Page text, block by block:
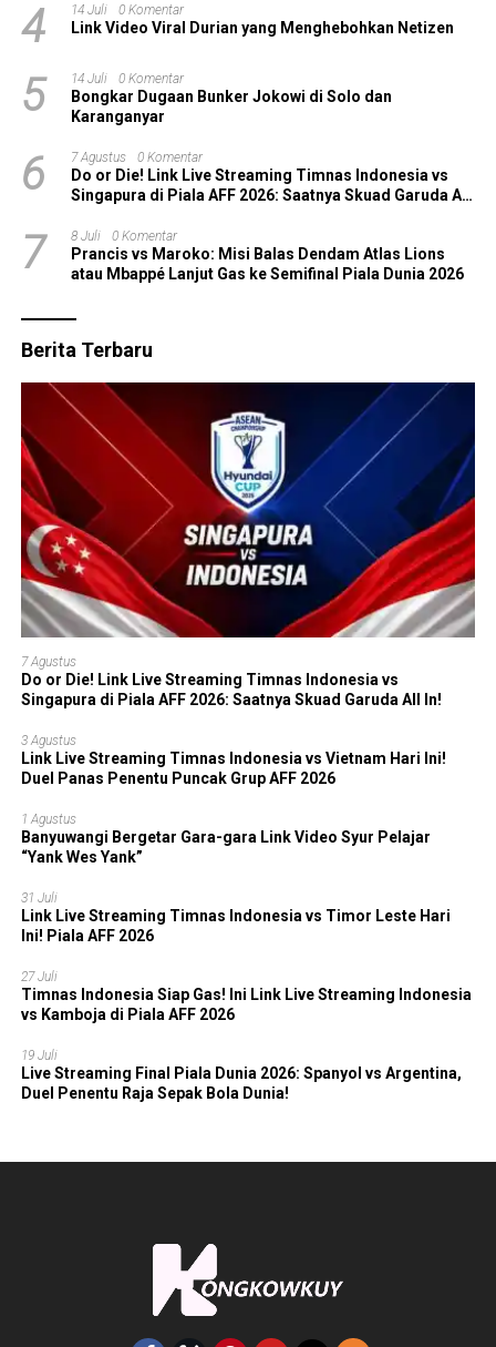
4 14 Juli 0 Komentar
Link Video Viral Durian yang Menghebohkan Netizen
5 14 Juli 0 Komentar
Bongkar Dugaan Bunker Jokowi di Solo dan
Karanganyar
6 7 Agustus 0 Komentar
Do or Die! Link Live Streaming Timnas Indonesia vs
Singapura di Piala AFF 2026: Saatnya Skuad Garuda All
7 8 Juli 0 Komentar
Prancis vs Maroko: Misi Balas Dendam Atlas Lions
atau Mbappé Lanjut Gas ke Semifinal Piala Dunia 2026
Berita Terbaru
7 Agustus
Do or Die! Link Live Streaming Timnas Indonesia vs
Singapura di Piala AFF 2026: Saatnya Skuad Garuda All In!
3 Agustus
Link Live Streaming Timnas Indonesia vs Vietnam Hari Ini!
Duel Panas Penentu Puncak Grup AFF 2026
1 Agustus
Banyuwangi Bergetar Gara-gara Link Video Syur Pelajar
“Yank Wes Yank”
31 Juli
Link Live Streaming Timnas Indonesia vs Timor Leste Hari
Ini! Piala AFF 2026
27 Juli
Timnas Indonesia Siap Gas! Ini Link Live Streaming Indonesia
vs Kamboja di Piala AFF 2026
19 Juli
Live Streaming Final Piala Dunia 2026: Spanyol vs Argentina,
Duel Penentu Raja Sepak Bola Dunia!